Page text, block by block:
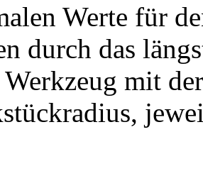
Werte für
durch das
Werkzeug mit